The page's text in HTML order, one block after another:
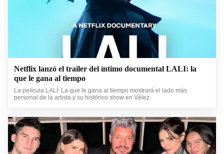
Netflix lanzó el trailer del íntimo documental LALI: la
que le gana al tiempo
La película LALI: La que le gana al tiempo mostrará el lado más
personal de la artista y su histórico show en Vélez.